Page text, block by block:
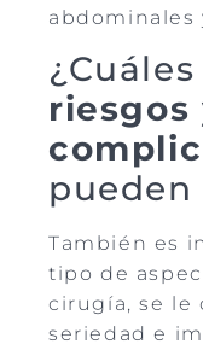
abdominales
riesgos
pueden
También es
tipo de
cirugía, se le
seriedad e